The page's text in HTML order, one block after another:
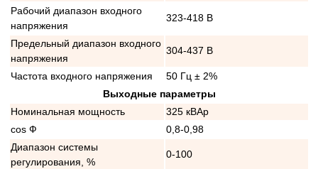
Рабочий диапазон входного
напряжения
323-418 В
Предельный диапазон входного
напряжения
304-437 В
Частота входного напряжения
50 Гц ± 2%
Выходные параметры
Номинальная мощность
325 кВАр
cos Ф
0,8-0,98
Диапазон системы
регулирования, %
0-100